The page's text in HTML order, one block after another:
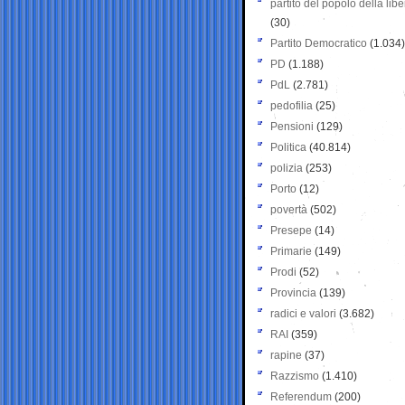
partito del popolo della
(30)
Partito Democratico (1.034)
PD (1.188)
PdL (2.781)
pedofilia (25)
Pensioni (129)
Politica (40.814)
polizia (253)
Porto (12)
povertà (502)
Presepe (14)
Primarie (149)
Prodi (52)
Provincia (139)
radici e valori (3.682)
RAI (359)
rapine (37)
Razzismo (1.410)
Referendum (200)